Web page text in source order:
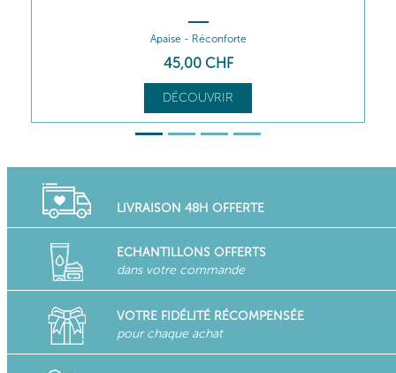
Nettoie
28,00 CHF
DÉCOUVRIR
LIVRAISON 48H OFFERTE
ECHANTILLONS OFFERTS
dans votre commande
VOTRE FIDÉLITÉ RÉCOMPENSÉE
pour chaque achat